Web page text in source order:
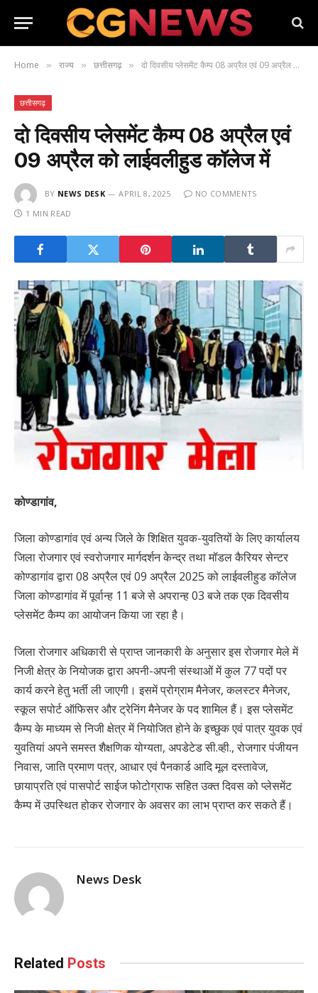
Home » राज्य » छत्तीसगढ़ » दो दिवसीय प्लेसमेंट कैम्प 08 अप्रैल एवं 09 अप्रैल को लाईवलीहुड कॉलेज में
छत्तीसगढ़
दो दिवसीय प्लेसमेंट कैम्प 08 अप्रैल एवं
09 अप्रैल को लाईवलीहुड कॉलेज में
BY NEWS DESK APRIL 8, 2025
NO COMMENTS
1 MIN READ
कोण्डागांव,
जिला कोण्डागांव एवं अन्य जिले के शिक्षित युवक-युवतियों के लिए कार्यालय
जिला रोजगार एवं स्वरोजगार मार्गदर्शन केन्द्र तथा मॉडल कैरियर सेन्टर
कोण्डागांव द्वारा 08 अप्रैल एवं 09 अप्रैल 2025 को लाईवलीहुड कॉलेज
जिला कोण्डागांव में पूर्वान्ह 11 बजे से अपरान्ह 03 बजे तक एक दिवसीय
प्लेसमेंट कैम्प का आयोजन किया जा रहा है।
जिला रोजगार अधिकारी से प्राप्त जानकारी के अनुसार इस रोजगार मेले में
निजी क्षेत्र के नियोजक द्वारा अपनी-अपनी संस्थाओं में कुल 77 पदों पर
कार्य करने हेतु भर्ती ली जाएगी। इसमें प्रोग्राम मैनेजर, कलस्टर मैनेजर,
स्कूल सपोर्ट ऑफिसर और ट्रेनिंग मैनेजर के पद शामिल हैं। इस प्लेसमेंट
कैम्प के माध्यम से निजी क्षेत्र में नियोजित होने के इच्छुक एवं पात्र युवक एवं
युवतियां अपने समस्त शैक्षणिक योग्यता, अपडेटेड सी.व्ही., रोजगार पंजीयन
निवास, जाति प्रमाण पत्र, आधार एवं पैनकार्ड आदि मूल दस्तावेज,
छायाप्रति एवं पासपोर्ट साईज फोटोग्राफ सहित उक्त दिवस को प्लेसमेंट
कैम्प में उपस्थित होकर रोजगार के अवसर का लाभ प्राप्त कर सकते हैं।
News Desk
Related Posts